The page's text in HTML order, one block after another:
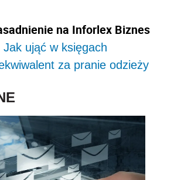
na Inforlex Biznes
Jak ująć w księgach
za pranie odzieży